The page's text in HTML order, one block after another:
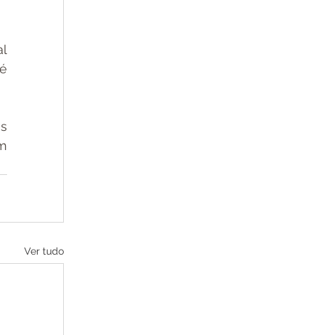
Ver tudo